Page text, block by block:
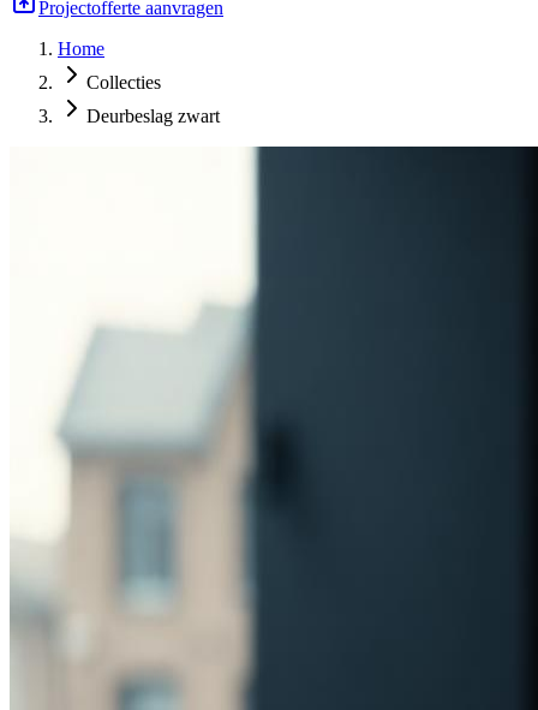
Projectofferte aanvragen
Home
Collecties
Deurbeslag zwart